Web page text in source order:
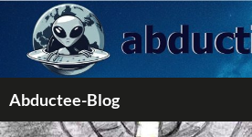
Inhalt
springen
Abductee-Blog